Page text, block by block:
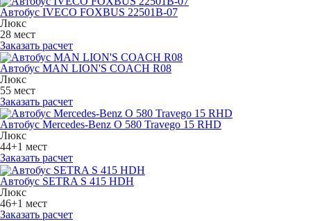
Автобус IVECO FOXBUS 22501В-07
Люкс
28 мест
Заказать расчет
Автобус MAN LION'S COACH R08
Люкс
55 мест
Заказать расчет
Автобус Mercedes-Benz O 580 Travego 15 RHD
Люкс
44+1 мест
Заказать расчет
Автобус SETRA S 415 HDH
Люкс
46+1 мест
Заказать расчет